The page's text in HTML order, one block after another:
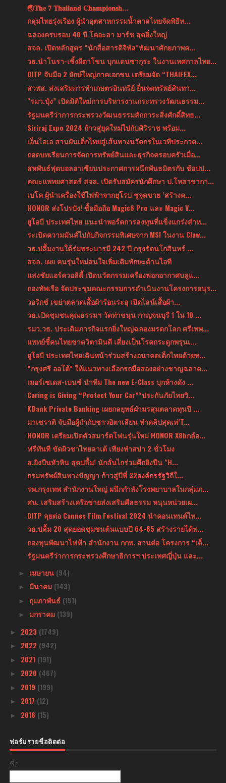
🌏𝐓𝐡𝐞 𝟕 𝐓𝐡𝐚𝐢𝐥𝐚𝐧𝐝 𝐂𝐡𝐚𝐦𝐩𝐢𝐨𝐧𝐬𝐡...
กลุ่มไทยรุ่งเรือง ผู้นำอุตสาหกรรมน้ำตาลไทยจัดพิธีท...
ฉลองครบรอบ 40 ปี โคอะลา มาร์ช สุดยิ่งใหญ่
สจล. เปิดหลักสูตร “นักสื่อสารดิจิทัล”พัฒนาศักยภาพค...
วธ.นำโนรา-เซิ้งผีตาโขน บุกแดนซากุระ ในงานเทศกาลไทย...
DITP จับมือ 2 ยักษ์ใหญ่ภาคเอกชน เตรียมจัด “THAIFEX...
สวพส. ส่งเสริมการทำเกษตรอินทรีย์ ยื่นจดทรัพย์สินทา...
"รมว.ปุ๋ง” เปิดมิติใหม่การบริหารงานกระทรวงวัฒนธรรม...
รัฐมนตรีว่าการกระทรวงวัฒนธรรมสักการะสิ่งศักดิ์สิทธ...
Siriraj Expo 2024 ก้าวสู่ยุคใหม่ไปกับศิริราช พร้อม...
เอ็นไอเอ สานฝันเด็กไทยสู่เส้นทางนวัตกรในเวทีประกวด...
ถอดบทเรียนการจัดการทรัพย์สินและธุรกิจครอบครัวเมื่อ...
สหพันธ์ฟุตบอลอาเซียนประกาศการผนึกพันธมิตรกับ ช้อปป...
คณะแพทยศาสตร์ สจล. เปิดรับสมัครนักศึกษา ป.โทสาขากา...
เบโค ผู้นำเครื่องใช้ไฟฟ้าจากยุโรป ชูจุดขาย ‘สร้างค...
HONOR ส่งโปรปัง! ซื้อมือถือ Magic6 Pro และ Magic V...
ยูโอบี ประเทศไทย แนะนำพอร์ตการลงทุนที่แข็งแกร่งสำห...
ระเบิดความมันส์ไปกับกิจกรรมพิเศษจาก MSI ในงาน Claw...
วธ.ปลื้มงานใต้ร่มพระบารมี 242 ปี กรุงรัตนโกสินทร์ ...
สจล. เผย คนรุ่นใหม่สนใจเพิ่มเติมทักษะด้านไอที
แสงชัยแอร์ควอลิตี้ เปิดนวัตกรรมเครื่องฟอกอากาศบลูแ...
กองทัพเรือ จัดประชุมคณะกรรมการดำเนินงานโครงการอนุร...
วอริกซ์ เขย่าตลาดเสื้อผ้าร้อนระอุ เปิดไลน์เสื้อผ้า...
วธ.เปิดชุมชนคุณธรรมฯ วัดท่าขนุน กาญจนบุรี 1 ใน 10 ...
รมว.วธ. ประเดิมภารกิจแรกยิ่งใหญ่ฉลองมรดกโลก ศรีเทพ...
แพทย์ชี้คนไทยขาดวิตามินดี เสี่ยงเป็นโรคกระดูกพรุนเ...
ยูโอบี ประเทศไทยเดินหน้าร่วมสร้างอนาคตเด็กไทยด้วยท...
“กรุงศรี ออโต้” ให้แนวทางเลือกรถมือสองอย่างชาญฉลาด...
เมอร์เซเดส-เบนซ์ นำทีม The new E-Class บุกห้างดัง ...
Caring is Giving “Protect Your Car”“ประกันภัยไทยวิ...
KBank Private Banking เผยกลยุทธ์ฝ่ามรสุมตลาดทุนปี ...
มาเซราติ จับมือผู้กำกับชาวอิตาเลียน ทำคลิปสุดเท่‘T...
HONOR เตรียมเปิดตัวสมาร์ตโฟนรุ่นใหม่ HONOR X8bกล้อ...
ฟรีทันที ขัดผิวชาไทยลาเต้ เพียงทำสปา 2 ชั่วโมง
ส.ยิงปืนหัวหิน สุดปลื้ม! นักลั่นไกร่วมศึกยิงปืน "H...
กรมทรัพย์สินทางปัญญา ก้าวสู่ปีที่ 32องค์กรรัฐวิถีใ...
รพ.กรุงเทพ สำนักงานใหญ่ ผนึกกำลังโรงพยาบาลในกลุ่มภ...
ศน. เสริมสร้างเครือข่ายส่งเสริมศีลธรรม หนุนหน่วยเผ...
DITP ลุยต่อ Cannes Film Festival 2024 นำคอนเทนต์ไท...
วธ.ปลื้ม 20 สุดยอดชุมชนต้นแบบปี 64-65 สร้างรายได้ท...
กองทุนพัฒนาไฟฟ้า สำนักงาน กกพ. สานต่อ โครงการ “เด็...
รัฐมนตรีว่าการกระทรวงศึกษาธิการฯ ประเทศญี่ปุ่น และ...
► เมษายน (94)
► มีนาคม (143)
► กุมภาพันธ์ (151)
► มกราคม (139)
► 2023 (1749)
► 2022 (942)
► 2021 (191)
► 2020 (467)
► 2019 (199)
► 2017 (12)
► 2016 (15)
ฟอร์มรายชื่อติดต่อ
ชื่อ